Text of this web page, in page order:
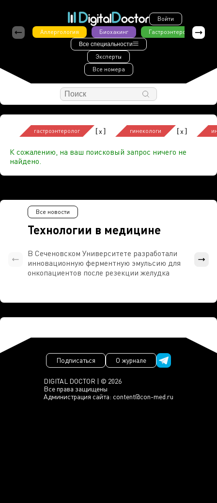
Войти
Аллергология
Биохакинг Гастроэнтерология
Все специальности
Эксперты
Все номера
гастроэнтеролог [x] гинекологи [x]
К сожалению, на ваш поисковый запрос ничего не
найдено.
Технологии в медицине
Все новости
В Сеченовском Университете разработали
инновационную ферментную эмульсию для
онкопациентов после резекции желудка
DIGITAL DOCTOR | © 2026
Все права защищены
Администрация сайта: content@con-med.ru
Подписаться О журнале